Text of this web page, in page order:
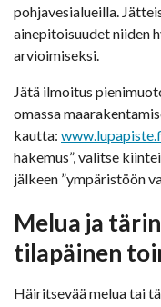
pohjavesialueilla.
ainepitoisuudet niiden
arvioimiseksi.
Jätä ilmoitus
omassa
kautta:
hakemus”, valitse
jälkeen ”ympäristöön
Melua ja
tilapäinen
Häiritsevää melua tai